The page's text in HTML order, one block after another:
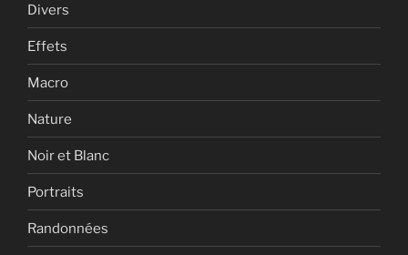
Divers
Effets
Macro
Nature
Noir et Blanc
Portraits
Randonnées